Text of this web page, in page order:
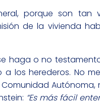
porque son tan
de la vivienda
haga o no
los herederos. No
Autónoma,
“Es más fácil